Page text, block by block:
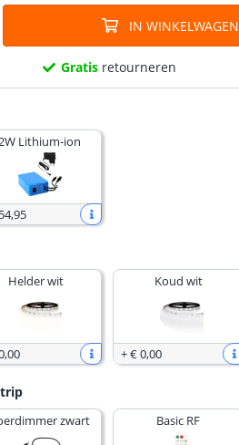
IN WINKELWAGEN
Gratis retourneren
Lithium-ion
,95
Helder wit
,00
Koud wit
+€ 0,00
zwart Basic RF